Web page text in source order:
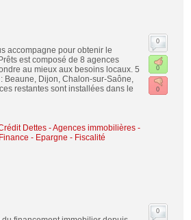
accompagne pour obtenir le
est composé de 8 agences
au mieux aux besoins locaux. 5
Beaune, Dijon, Chalon-sur-Saône,
restantes sont installées dans le
Dettes-Agences immobilières -
- Epargne - Fiscalité
0
0
0
0